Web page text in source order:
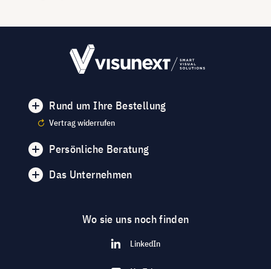
Rund um Ihre Bestellung
Vertrag widerrufen
Persönliche Beratung
Das Unternehmen
Wo sie uns noch finden
LinkedIn